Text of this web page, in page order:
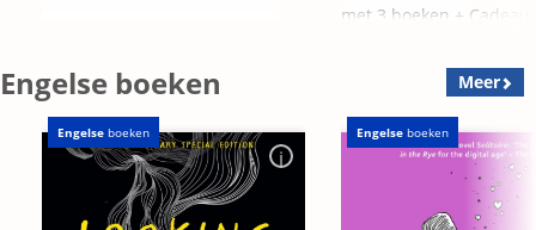
met 3 boeken + Cadeau
Engelse boeken Meer
Engelse boeken Engelse boeken